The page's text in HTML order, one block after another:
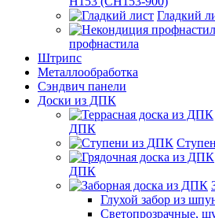
Гладкий
профнастила
Штрипс
Металлообработка
Сэндвич панели
Доски из ДПК
ДПК
ДПК
Глухой забор из
Светопрозрачные,